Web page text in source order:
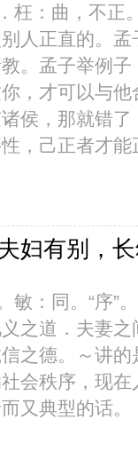
枉：曲，不正
人正直的。
。孟子举例
，才可以与
侯，那就错
，己正者才
妇有别，
敏：同。“序”
之道．夫妻
之德。～讲
会秩序，现
又典型的话。